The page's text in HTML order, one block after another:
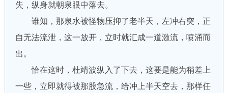
失，纵身就朝泉眼中落去。
谁知，那泉水被怪物压抑了老半天，左冲右突，正
自无法流泄，这一放开，立时就汇成一道激流，喷涌而
出。
恰在这时，杜靖波纵入了下去，这要是能为稍差上
一些，立即就得被那股急流，给冲上半天空去，那样任